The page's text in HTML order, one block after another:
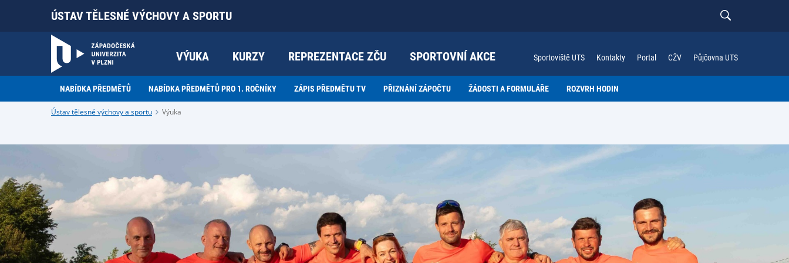
ÚSTAV TĚLESNÉ VÝCHOVY A SPORTU
VÝUKA KURZY REPREZENTACE ZČU SPORTOVNÍ AKCE Sportoviště UTS Kontakty Portal CŽV Půjčovna UTS
NABÍDKA PŘEDMĚTŮ NABÍDKA PŘEDMĚTŮ PRO 1. ROČNÍKY ZÁPIS PŘEDMĚTU TV PŘIZNÁNÍ ZÁPOČTU ŽÁDOSTI A FORMULÁŘE ROZVRH HODIN
Ústav tělesné výchovy a sportu Výuka